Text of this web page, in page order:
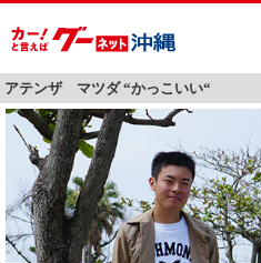
アテンザ マツダ “かっこいい“